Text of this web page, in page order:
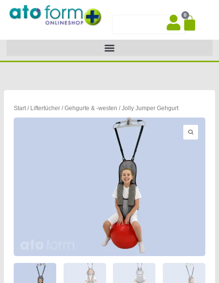
Inhalt
0
Start/ Liftertücher/Gehgurte & -westen / Jolly Jumper Gehgurt